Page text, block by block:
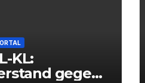
KL:
gegen